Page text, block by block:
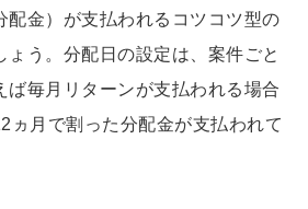
配金）が支払われるコツコツ型の
ょう。分配日の設定は、案件ごと
ば毎月リターンが支払われる場合
ヵ月で割った分配金が支払われて